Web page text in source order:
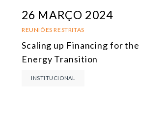
26 MARÇO 2024
REUNIÕES RESTRITAS
Scaling up Financing for the
Energy Transition
INSTITUCIONAL